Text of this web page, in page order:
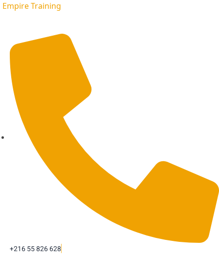
Empire Training
+216 55 826 628